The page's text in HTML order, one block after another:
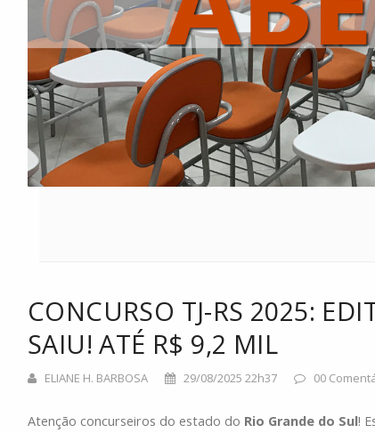
CONCURSO TJ-RS 2025:
SAIU! ATÉ R$ 9,2 MIL
ELIANE H. BARBOSA 29/08/2025 22h37 00
Atenção concurseiros do estado do Rio Grande do Sul!